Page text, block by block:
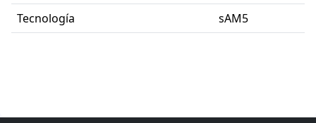
Tecnología
sAM5